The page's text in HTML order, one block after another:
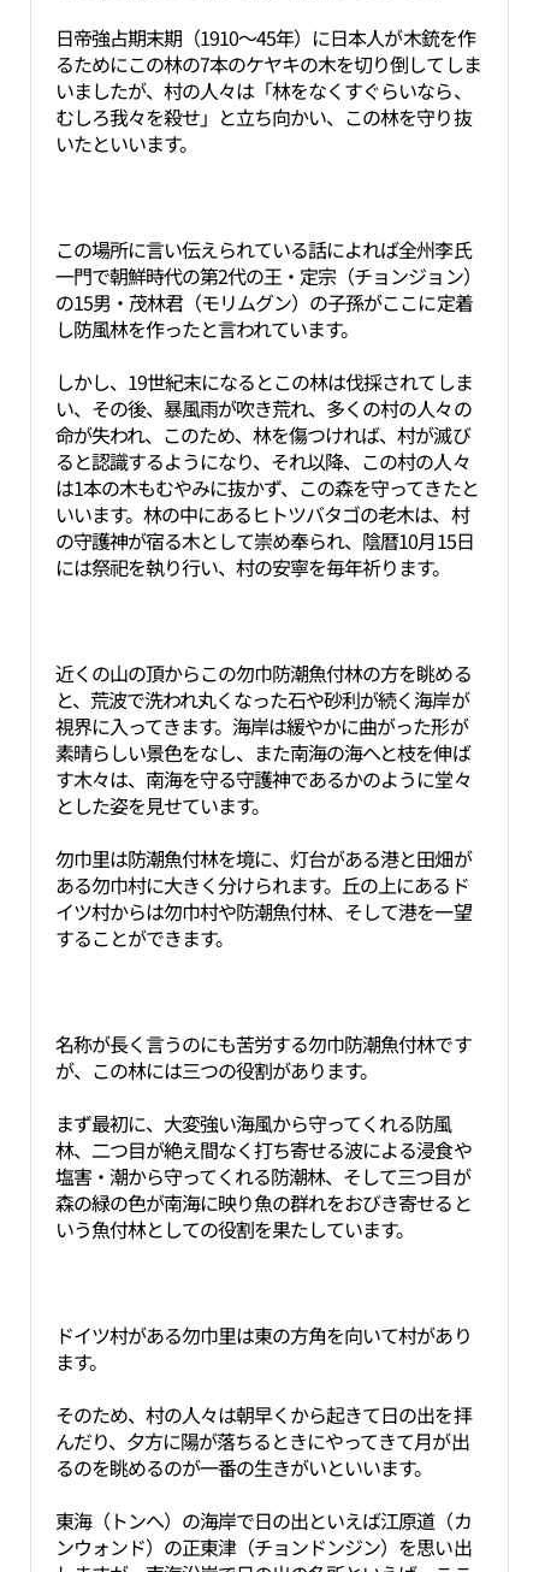
日帝強占期末期（1910～45年）に日本人が木銃を作
るためにこの林の7本のケヤキの木を切り倒してしま
いましたが、村の人々は「林をなくすぐらいなら、
むしろ我々を殺せ」と立ち向かい、この林を守り抜
いたといいます。
この場所に言い伝えられている話によれば全州李氏
一門で朝鮮時代の第2代の王・定宗（チョンジョン）
の15男・茂林君（モリムグン）の子孫がここに定着
し防風林を作ったと言われています。
しかし、19世紀末になるとこの林は伐採されてしま
い、その後、暴風雨が吹き荒れ、多くの村の人々の
命が失われ、このため、林を傷つければ、村が滅び
ると認識するようになり、それ以降、この村の人々
は1本の木もむやみに抜かず、この森を守ってきたと
いいます。林の中にあるヒトツバタゴの老木は、村
の守護神が宿る木として崇め奉られ、陰暦10月15日
には祭祀を執り行い、村の安寧を毎年祈ります。
近くの山の頂からこの勿巾防潮魚付林の方を眺める
と、荒波で洗われ丸くなった石や砂利が続く海岸が
視界に入ってきます。海岸は緩やかに曲がった形が
素晴らしい景色をなし、また南海の海へと枝を伸ば
す木々は、南海を守る守護神であるかのように堂々
とした姿を見せています。
勿巾里は防潮魚付林を境に、灯台がある港と田畑が
ある勿巾村に大きく分けられます。丘の上にあるド
イツ村からは勿巾村や防潮魚付林、そして港を一望
することができます。
名称が長く言うのにも苦労する勿巾防潮魚付林です
が、この林には三つの役割があります。
まず最初に、大変強い海風から守ってくれる防風
林、二つ目が絶え間なく打ち寄せる波による浸食や
塩害・潮から守ってくれる防潮林、そして三つ目が
森の緑の色が南海に映り魚の群れをおびき寄せると
いう魚付林としての役割を果たしています。
ドイツ村がある勿巾里は東の方角を向いて村があり
ます。
そのため、村の人々は朝早くから起きて日の出を拝
んだり、夕方に陽が落ちるときにやってきて月が出
るのを眺めるのが一番の生きがいといいます。
東海（トンへ）の海岸で日の出といえば江原道（カ
ンウォンド）の正東津（チョンドンジン）を思い出